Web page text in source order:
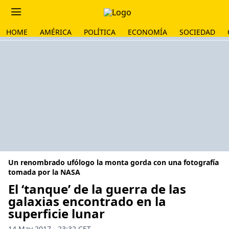
HOME AMÉRICA POLÍTICA ECONOMÍA SOCIEDAD
Un renombrado ufólogo la monta gorda con una fotografía
tomada por la NASA
El ‘tanque’ de la guerra de las
galaxias encontrado en la
superficie lunar